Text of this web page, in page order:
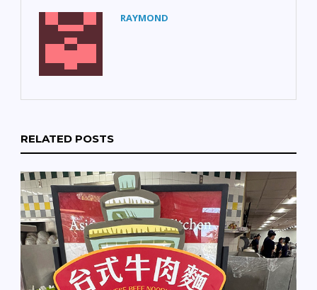
關疫情，南灣多位居民因
曾有接觸史，已被衛生部
門列入醫學觀察名單。
【民生法案】立法者推動
「演唱會門票上限」： 灣
票行為。 【綠色科技】舊
推出創新技術，利用碾碎
岩石的化學特性吸收大氣
中的二氧化碳，獲得資
助。 【事故通報】安條克
碼頭母親節船難： 母親節
當天在安條克發生的船隻
撞擊事故細節公布，共造
成四人受傷送醫，事故原
商圈經濟。 首創項目： 舊
金山將迎來首個專為藝術
家設計的「可負擔住房」
開發案。 教育警報： 奧克
蘭聯合學區面臨嚴峻財務
現。 【交通意外提醒】 聖
意外，一歲幼童在公寓車
道遭計程車撞擊不幸離
邊車況。 祝大家今天平安
順心！ #老中新聞 #矽谷
早安 #奧克蘭 #聖荷西 #舊
金山 #灣區經濟 #安全第
一
RAYMOND
RELATED POSTS